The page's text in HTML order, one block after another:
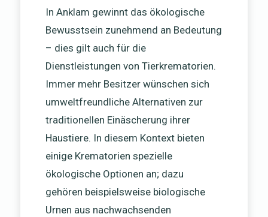
In Anklam gewinnt das ökologische
Bewusstsein zunehmend an Bedeutung
– dies gilt auch für die
Dienstleistungen von Tierkrematorien.
Immer mehr Besitzer wünschen sich
umweltfreundliche Alternativen zur
traditionellen Einäscherung ihrer
Haustiere. In diesem Kontext bieten
einige Krematorien spezielle
ökologische Optionen an; dazu
gehören beispielsweise biologische
Urnen aus nachwachsenden